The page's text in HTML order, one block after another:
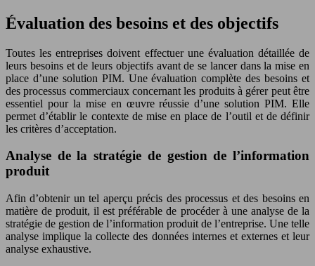
Évaluation des besoins et des objectifs
Toutes les entreprises doivent effectuer une évaluation détaillée de
leurs besoins et de leurs objectifs avant de se lancer dans la mise en
place d’une solution PIM. Une évaluation complète des besoins et
des processus commerciaux concernant les produits à gérer peut être
essentiel pour la mise en œuvre réussie d’une solution PIM. Elle
permet d’établir le contexte de mise en place de l’outil et de définir
les critères d’acceptation.
Analyse de la stratégie de gestion de l’information
produit
Afin d’obtenir un tel aperçu précis des processus et des besoins en
matière de produit, il est préférable de procéder à une analyse de la
stratégie de gestion de l’information produit de l’entreprise. Une telle
analyse implique la collecte des données internes et externes et leur
analyse exhaustive.